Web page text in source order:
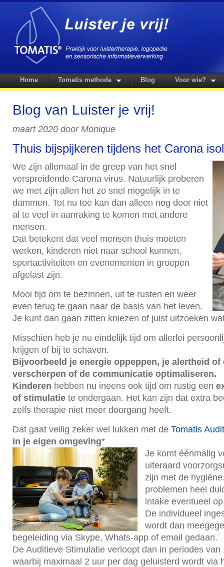
Home Tomatis methode Blog Voor wie?
Blog van Luister je vrij!
maart 2020 door Monique
Thuis bijspijkeren tijdens het Carona
We zijn allemaal in de greep van het snel
verspreidende Carona virus. Natuurlijk proberen
we met zijn allen het zo snel mogelijk in te
dammen. Tot nu toe kan dan alleen nog door niet
al te veel in aanraking te komen met andere
mensen.
Dat betekent dat veel mensen thuis moeten
werken, kinderen niet naar school kunnen,
sportactiviteiten en evenementen in groepen
afgelast zijn.
Mooi tijd om te bezinnen, uit te rusten en weer
even terug te gaan naar de basis van het leven.
Je kunt dan gaan zitten kniezen of juist uitzoeken
Misschien heb je nu eindelijk tijd om allerlei
krijgen of bij te schaven.
Bijvoorbeeld je energie oppeppen, je alertheid of
verscherpen of de communicatie optimaliseren.
Kinderen hebben nu ineens ook tijd om rustig een
of stimulatie te ondergaan. Het kan zijn dat extra
zelfs therapie niet meer doorgang heeft.
Dat gaat veilig zeker wel lukken met de Tomatis
in je eigen omgeving*
Je komt éénmalig
uiteraard
zijn met de
problemen heel
intake eventueel
De individueel
wordt dan
begeleiding via Skype, Whats-app of email gedaan.
De Auditieve Stimulatie verloopt dan in periodes van
waarbij maximaal 2 uur per dag geluisterd wordt via